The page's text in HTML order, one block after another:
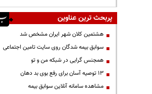
پربحث ترین عناوین
هشتمین کلان شهر ایران مشخص شد
سوابق بیمه شدگان روی سایت تامین اجتماعی
همجنس گرایی در شبکه من و تو
13 توصیه آسان برای رفع بوی بد دهان
مشاهده سامانه آنلاين سوابق بیمه